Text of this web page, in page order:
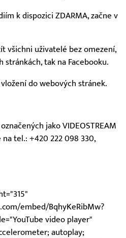
k dispozici ZDARMA, začne v
všichni uživatelé bez omezení,
stránkách, tak na Facebooku.
do webových stránek.
jako VIDEOSTREAM
tel.: +420 222 098 330,
embed/BqhyKeRibMw?
video player"
autoplay;